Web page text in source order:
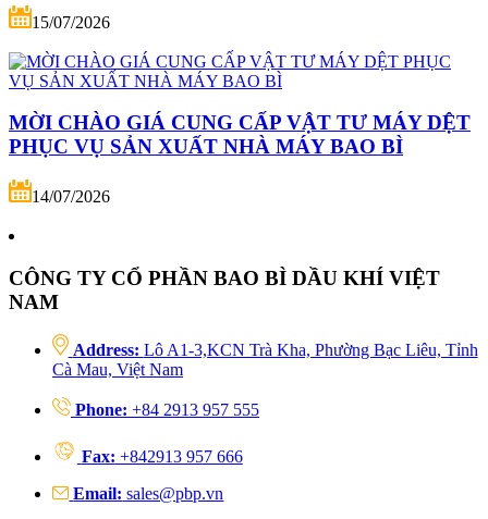
15/07/2026
MỜI CHÀO GIÁ CUNG CẤP VẬT TƯ MÁY DỆT
PHỤC VỤ SẢN XUẤT NHÀ MÁY BAO BÌ
14/07/2026
CÔNG TY CỔ PHẦN BAO BÌ DẦU KHÍ VIỆT
NAM
Address: Lô A1-3,KCN Trà Kha, Phường Bạc Liêu, Tỉnh
Cà Mau, Việt Nam
Phone: +84 2913 957 555
Fax: +842913 957 666
Email: sales@pbp.vn